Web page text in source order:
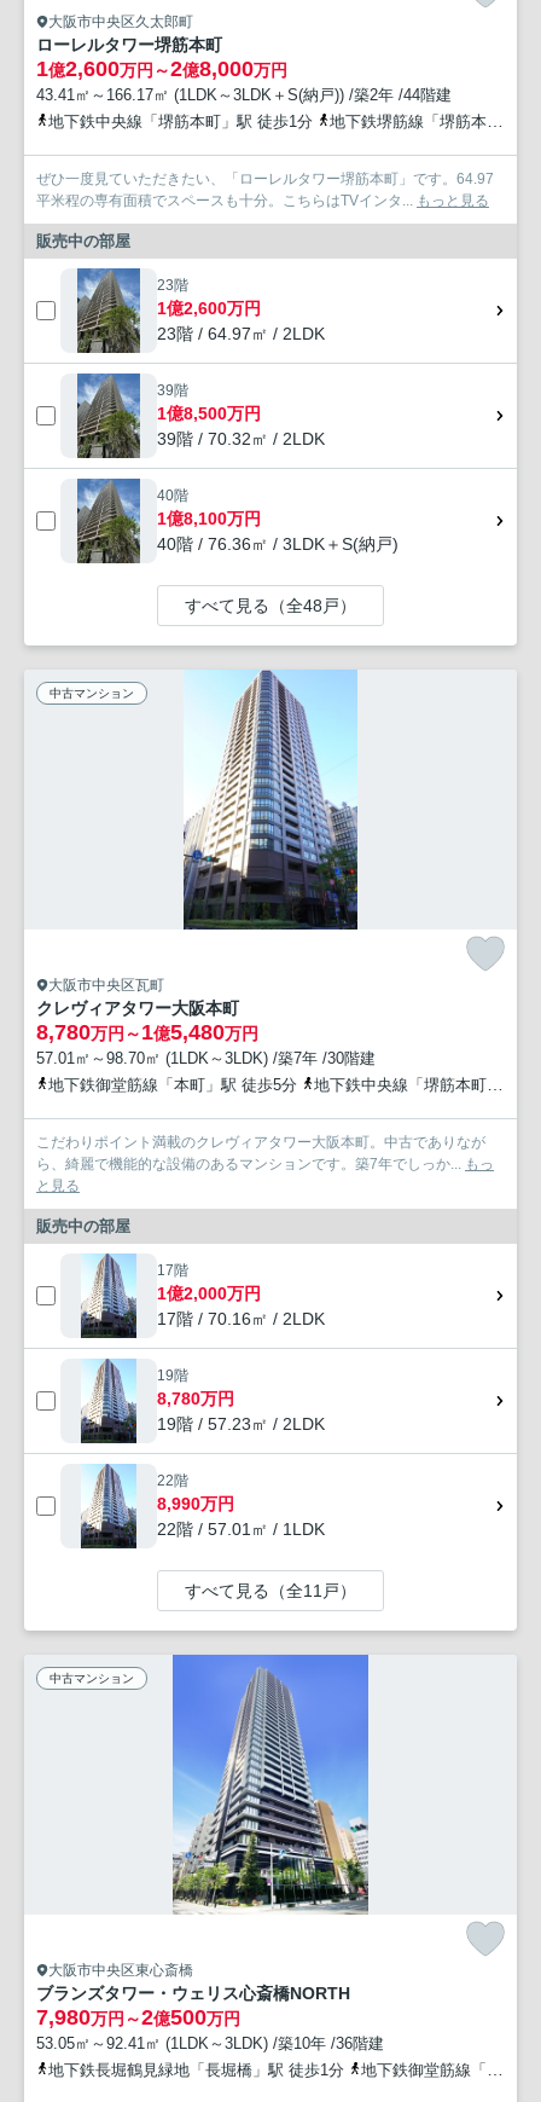
大阪市中央区久太郎町
ローレルタワー堺筋本町
1億2,600万円～2億8,000万円
43.41㎡～166.17㎡ (1LDK～3LDK＋S(納戸)) /築2年 /44階建
地下鉄中央線「堺筋本町」駅 徒歩1分
地下鉄堺筋線「堺筋本町」駅 徒歩1分
ぜひ一度見ていただきたい、「ローレルタワー堺筋本町」です。64.97
平米程の専有面積でスペースも十分。こちらはTVインタ... もっと見る
販売中の部屋
23階
1億2,600万円
23階 / 64.97㎡ / 2LDK
39階
1億8,500万円
39階 / 70.32㎡ / 2LDK
40階
1億8,100万円
40階 / 76.36㎡ / 3LDK＋S(納戸)
すべて見る（全48戸）
中古マンション
大阪市中央区瓦町
クレヴィアタワー大阪本町
8,780万円～1億5,480万円
57.01㎡～98.70㎡ (1LDK～3LDK) /築7年 /30階建
地下鉄御堂筋線「本町」駅 徒歩5分
地下鉄中央線「堺筋本町」駅 徒歩7分
こだわりポイント満載のクレヴィアタワー大阪本町。中古でありなが
ら、綺麗で機能的な設備のあるマンションです。築7年でしっか... もっ
と見る
販売中の部屋
17階
1億2,000万円
17階 / 70.16㎡ / 2LDK
19階
8,780万円
19階 / 57.23㎡ / 2LDK
22階
8,990万円
22階 / 57.01㎡ / 1LDK
すべて見る（全11戸）
中古マンション
大阪市中央区東心斎橋
ブランズタワー・ウェリス心斎橋NORTH
7,980万円～2億500万円
53.05㎡～92.41㎡ (1LDK～3LDK) /築10年 /36階建
地下鉄長堀鶴見緑地「長堀橋」駅 徒歩1分
地下鉄御堂筋線「心斎橋」駅 徒歩7分